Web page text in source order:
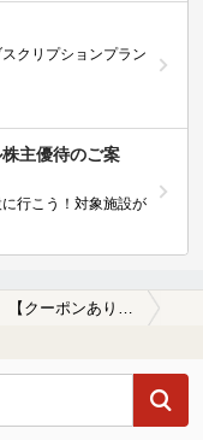
クリプションプラン
株主優待のご案
行こう！対象施設が
【クーポンあり】カップルにおすすめの岳南原田駅近くの温泉、日帰り温泉、スーパー銭湯おすすめ